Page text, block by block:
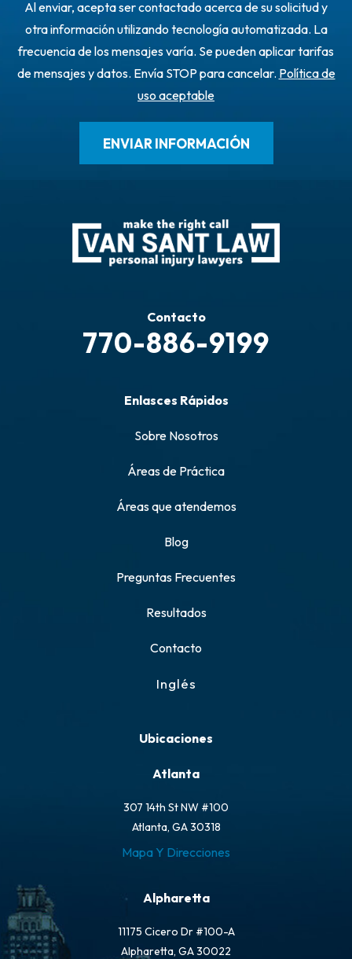
Al enviar, acepta ser contactado acerca de su solicitud y
otra información utilizando tecnología automatizada. La
frecuencia de los mensajes varía. Se pueden aplicar tarifas
de mensajes y datos. Envía STOP para cancelar. Política de
uso aceptable
Contacto
770-886-9199
Enlasces Rápidos
Sobre Nosotros
Áreas de Práctica
Áreas que atendemos
Blog
Preguntas Frecuentes
Resultados
Contacto
Inglés
Ubicaciones
Atlanta
307 14th St NW #100
Atlanta, GA 30318
Mapa Y Direcciones
Alpharetta
11175 Cicero Dr #100-A
Alpharetta, GA 30022